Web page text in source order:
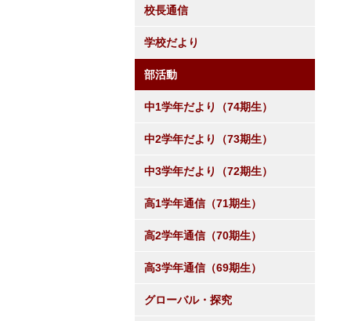
校長通信
学校だより
部活動
中1学年だより（74期生）
中2学年だより（73期生）
中3学年だより（72期生）
高1学年通信（71期生）
高2学年通信（70期生）
高3学年通信（69期生）
グローバル・探究